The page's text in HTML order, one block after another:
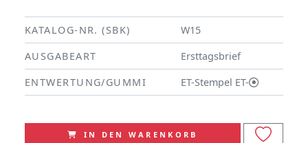
KATALOG-NR. (SBK)
W15
AUSGABEART
Ersttagsbrief
ENTWERTUNG/GUMMI
ET-Stempel ET-
IN DEN WARENKORB